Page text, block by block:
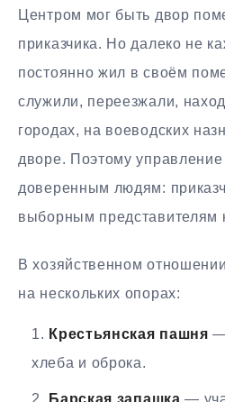
Центром мог быть двор
приказчика. Но далеко не
постоянно жил в своём
служили, переезжали,
городах, на воеводских
дворе. Поэтому
доверенным людям:
выборным представителям
В хозяйственном
на нескольких опорах:
Крестьянская пашня —
хлеба и оброка.
Барская запашка —